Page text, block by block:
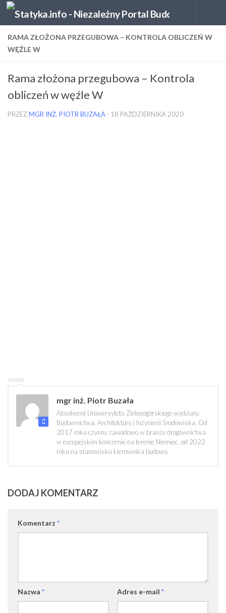
Skip to content
RAMA ZŁOŻONA PRZEGUBOWA – KONTROLA OBLICZEŃ W
WĘŹLE W
Rama złożona przegubowa – Kontrola
obliczeń w węźle W
PRZEZMGR INŻ. PIOTR BUZAŁA · 18 PAŹDZIERNIKA 2020
SHARE
mgr inż. Piotr Buzała
Absolwent Uniwersytetu Zielonogórskiego wydziału
Budownictwa, Architektury i Inżynierii Środowiska. Od
2017 roku czynny zawodowo w branży drogownictwa
w europejskim koncernie na terenie Niemiec, od 2022
roku na stanowisku kierownika budowy.
DODAJ KOMENTARZ
Komentarz *
Nazwa * Adres e-mail *